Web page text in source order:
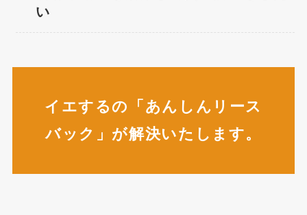
い
イエするの「あんしんリース
バック」が解決いたします。